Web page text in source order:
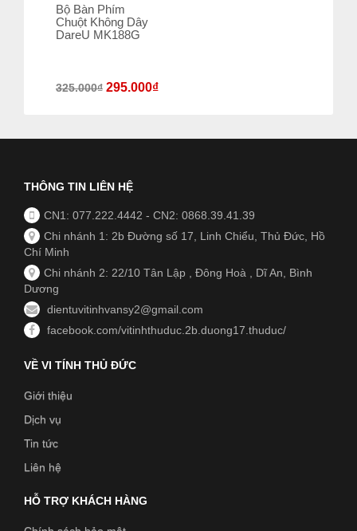
Bộ Bàn Phím
Chuột Không Dây
DareU MK188G
325.000₫ 295.000₫
THÔNG TIN LIÊN HỆ
CN1: 077.222.4442 - CN2: 0868.39.41.39
Chi nhánh 1: 2b Đường số 17, Linh Chiểu, Thủ Đức, Hồ
Chí Minh
Chi nhánh 2: 22/10 Tân Lập , Đông Hoà , Dĩ An, Bình
Dương
dientuvitinhvansy2@gmail.com
facebook.com/vitinhthuduc.2b.duong17.thuduc/
VỀ VI TÍNH THỦ ĐỨC
Giới thiệu
Dịch vụ
Tin tức
Liên hệ
HỖ TRỢ KHÁCH HÀNG